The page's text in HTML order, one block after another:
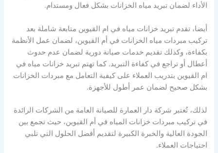
الأداء لضمان تبريد مياه الخزانات بشكل فعال ومستدام.
أيضا، تقدم تبريد خزانات مياه في ام القيوين متابعة شاملة بعد
تركيب مبردات مياه الخزانات في أم القيوين، لضمان عمل الأنظمة
بكفاءة، وكذلك تقديم خدمات صيانة دورية لضمان عدم حدوث
أعطال أو تراجع في كفاءة التبريد. كما تهتم تبريد خزانات مياه في
ام القيوين بتدريب العملاء على كيفية التعامل مع مبردات الخزانات
بشكل صحيح لضمان عمر أطول للأجهزة.
لذلك، تُعتبر شركة دار العمارة للصيانة العامة من الشركات الرائدة
في تركيب مبردات خزانات المياه في أم القيوين، حيث تجمع بين
الجودة العالية والخبرة الكبيرة لتقديم أفضل الحلول التي تلبي
احتياجات العملاء.